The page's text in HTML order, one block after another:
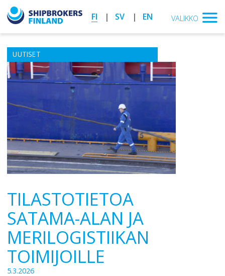
FI SV EN VALIKKO
UUTISET
TILASTOTIETOA
SATAMA-ALAN JA
MERILOGISTIIKAN
TOIMIJOILLE
5.3.2026